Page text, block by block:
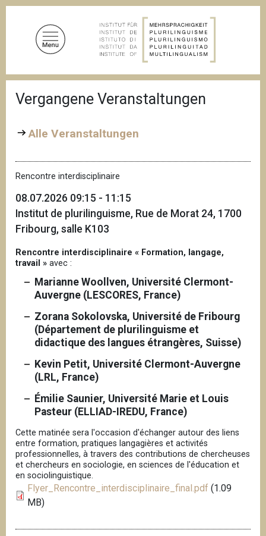
D
f
a
n
a
i
a
t
i
o
n
Vergangene Veranstaltungen
Alle Veranstaltungen
Rencontre interdisciplinaire
08.07.2026 09:15 - 11:15
Institut de plurilinguisme, Rue de Morat 24, 1700
Fribourg, salle K103
Rencontre interdisciplinaire « Formation, langage,
travail » avec :
Marianne Woollven, Université Clermont-
Auvergne (LESCORES, France)
Zorana Sokolovska, Université de Fribourg
(Département de plurilinguisme et
didactique des langues étrangères, Suisse)
Kevin Petit, Université Clermont-Auvergne
(LRL, France)
Émilie Saunier, Université Marie et Louis
Pasteur (ELLIAD-IREDU, France)
Cette matinée sera l'occasion d'échanger autour des liens
entre formation, pratiques langagières et activités
professionnelles, à travers des contributions de chercheuses
et chercheurs en sociologie, en sciences de l'éducation et
en sociolinguistique.
Flyer_Rencontre_interdisciplinaire_final.pdf (1.09
MB)